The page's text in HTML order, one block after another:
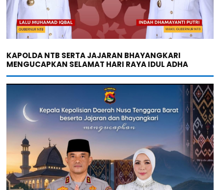
KAPOLDA NTB SERTA JAJARAN BHAYANGKARI
MENGUCAPKAN SELAMAT HARI RAYA IDUL ADHA